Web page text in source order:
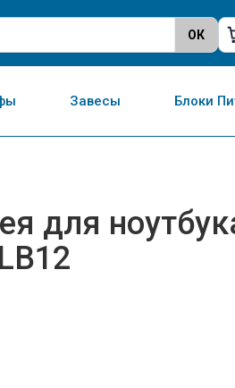
Завесы Блоки
для
LB12